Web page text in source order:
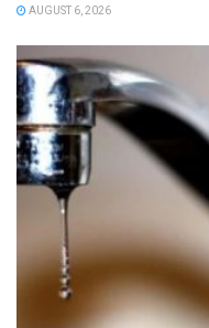
AUGUST 6, 2026